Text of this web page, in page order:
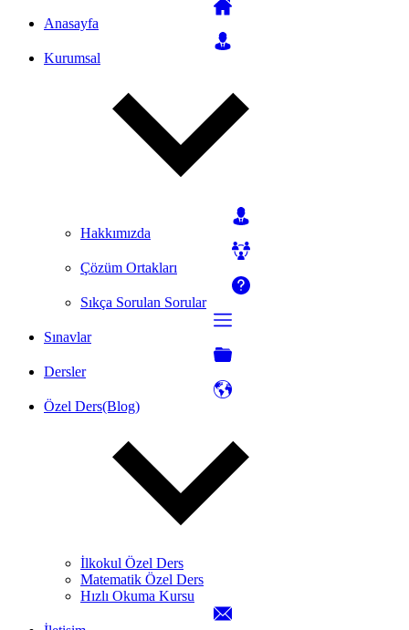
Anasayfa
Kurumsal
Hakkımızda
Çözüm Ortakları
Sıkça Sorulan Sorular
Sınavlar
Dersler
Özel Ders(Blog)
İlkokul Özel Ders
Matematik Özel Ders
Hızlı Okuma Kursu